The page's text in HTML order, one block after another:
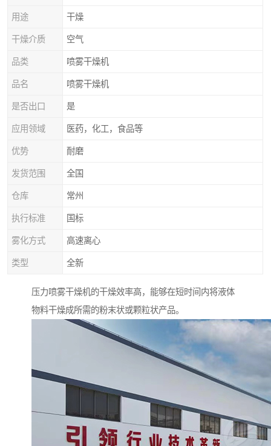
用途 干燥
干燥介质 空气
品类 喷雾干燥机
品名 喷雾干燥机
是否出口 是
应用领域 医药，化工，食品等
优势 耐磨
发货范围 全国
仓库 常州
执行标准 国标
雾化方式 高速离心
类型 全新
压力喷雾干燥机的干燥效率高，能够在短时间内将液体
物料干燥成所需的粉末状或颗粒状产品。